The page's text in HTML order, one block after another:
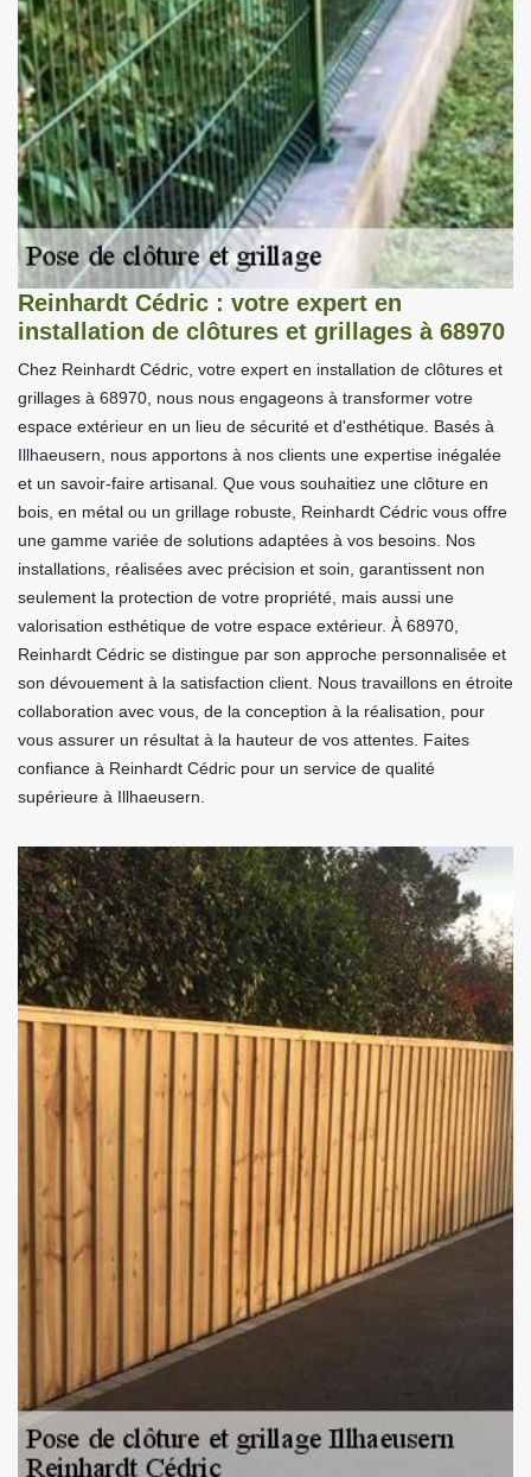
Reinhardt Cédric : votre expert en
installation de clôtures et grillages à 68970
Chez Reinhardt Cédric, votre expert en installation de clôtures et
grillages à 68970, nous nous engageons à transformer votre
espace extérieur en un lieu de sécurité et d'esthétique. Basés à
Illhaeusern, nous apportons à nos clients une expertise inégalée
et un savoir-faire artisanal. Que vous souhaitiez une clôture en
bois, en métal ou un grillage robuste, Reinhardt Cédric vous offre
une gamme variée de solutions adaptées à vos besoins. Nos
installations, réalisées avec précision et soin, garantissent non
seulement la protection de votre propriété, mais aussi une
valorisation esthétique de votre espace extérieur. À 68970,
Reinhardt Cédric se distingue par son approche personnalisée et
son dévouement à la satisfaction client. Nous travaillons en étroite
collaboration avec vous, de la conception à la réalisation, pour
vous assurer un résultat à la hauteur de vos attentes. Faites
confiance à Reinhardt Cédric pour un service de qualité
supérieure à Illhaeusern.